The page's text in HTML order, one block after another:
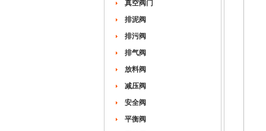
真空阀门
排泥阀
排污阀
排气阀
放料阀
减压阀
安全阀
平衡阀